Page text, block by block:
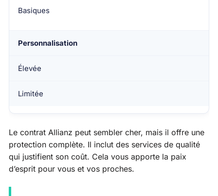
Basiques
Personnalisation
Élevée
Limitée
Le contrat Allianz peut sembler cher, mais il offre une
protection complète. Il inclut des services de qualité
qui justifient son coût. Cela vous apporte la paix
d’esprit pour vous et vos proches.